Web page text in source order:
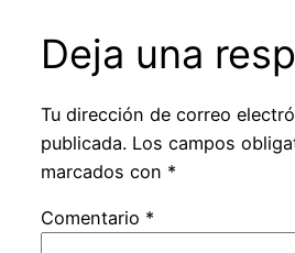
Deja una
Tu dirección de correo
publicada. Los campos
marcados con *
Comentario *